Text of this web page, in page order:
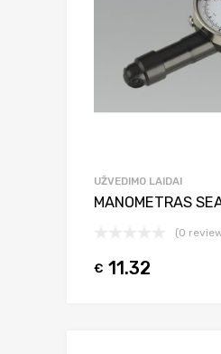
UŽVEDIMO LAIDAI
MANOMETRAS
(0
€ 11.32